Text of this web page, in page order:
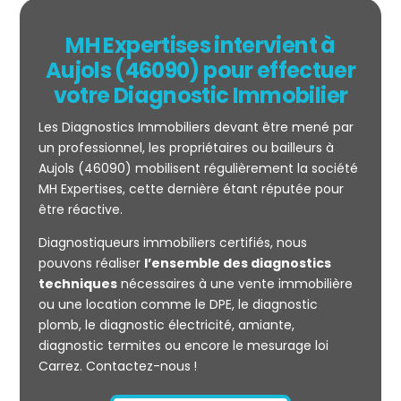
Mesurage
CARREZ
MH Expertises intervient à
Aujols (46090) pour effectuer
votre Diagnostic Immobilier
Les Diagnostics Immobiliers devant être mené par
un professionnel, les propriétaires ou bailleurs à
Aujols (46090) mobilisent régulièrement la société
MH Expertises, cette dernière étant réputée pour
être réactive.
Diagnostiqueurs immobiliers certifiés, nous
pouvons réaliser l’ensemble des diagnostics
techniquesnécessaires à une vente immobilière
ou une location comme le DPE, le diagnostic
plomb, le diagnostic électricité, amiante,
diagnostic termites ou encore le mesurage loi
Carrez. Contactez-nous !